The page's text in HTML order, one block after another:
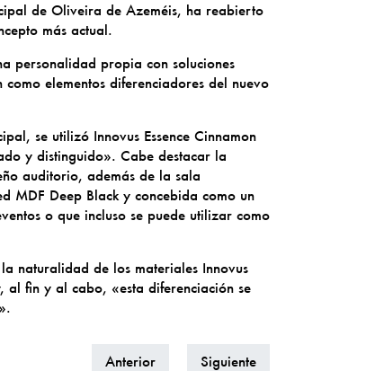
de Oliveira de Azeméis, ha reabierto
más actual.
personalidad propia con soluciones
elementos diferenciadores del nuevo
se utilizó Innovus Essence Cinnamon
y distinguido». Cabe destacar la
auditorio, además de la sala
MDF Deep Black y concebida como un
o que incluso se puede utilizar como
naturalidad de los materiales Innovus
al fin y al cabo, «esta diferenciación se
Anterior Siguiente